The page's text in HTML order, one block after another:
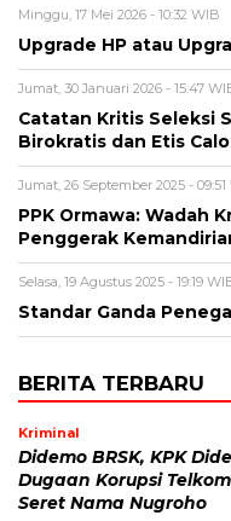
Minggu, 17 Mei 2026 - 10:32 WIB
Upgrade HP atau
Jumat, 30 Januari 2026 - 15:47
Catatan Kritis Seleksi
Birokratis dan Etis
Jumat, 26 September 2025 -
PPK Ormawa: Wadah
Penggerak
Selasa, 19 Agustus 2025 - 19:19
Standar Ganda
BERITA TERBARU
Kriminal
Didemo BRSK, KPK
Dugaan Korupsi
Seret Nama Nugroho